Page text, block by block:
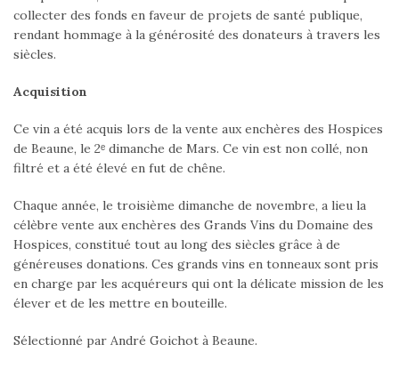
collecter des fonds en faveur de projets de santé publique,
rendant hommage à la générosité des donateurs à travers les
siècles.
Acquisition
Ce vin a été acquis lors de la vente aux enchères des Hospices
de Beaune, le 2ᵉ dimanche de Mars. Ce vin est non collé, non
filtré et a été élevé en fut de chêne.
Chaque année, le troisième dimanche de novembre, a lieu la
célèbre vente aux enchères des Grands Vins du Domaine des
Hospices, constitué tout au long des siècles grâce à de
généreuses donations. Ces grands vins en tonneaux sont pris
en charge par les acquéreurs qui ont la délicate mission de les
élever et de les mettre en bouteille.
Sélectionné par André Goichot à Beaune.